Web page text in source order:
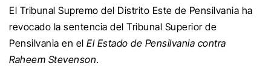
El Tribunal Supremo del Distrito Este de Pensilvania ha
revocado la sentencia del Tribunal Superior de
Pensilvania en el El Estado de Pensilvania contra
Raheem Stevenson.